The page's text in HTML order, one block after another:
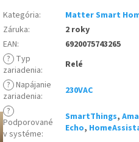
Kategória:
Matter Smart
Záruka:
2 roky
EAN:
6920075743265
? Typ
zariadenia:
Relé
? Napájanie
zariadenia:
230VAC
?
Podporované
v systéme:
SmartThings,
Echo,